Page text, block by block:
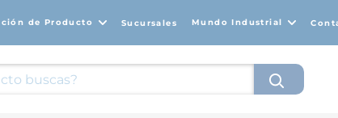
de Producto Sucursales Mundo Industrial